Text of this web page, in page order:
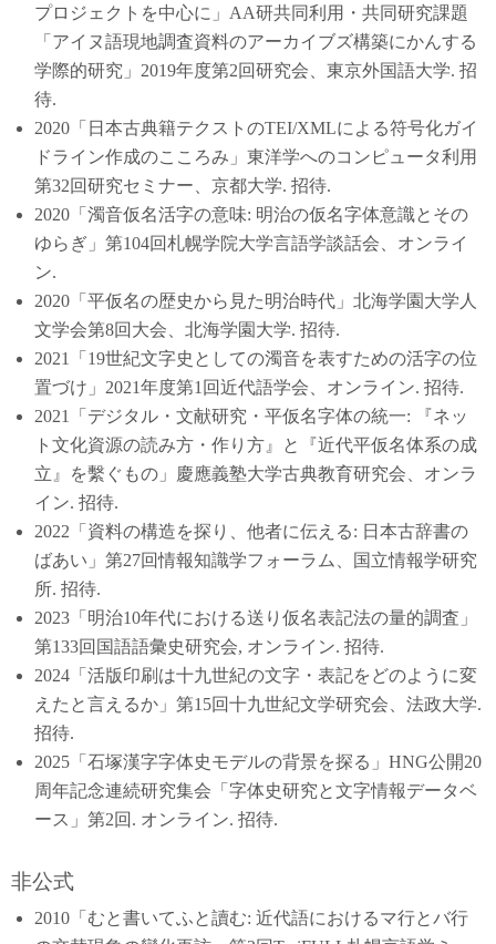
プロジェクトを中心に」AA研共同利用・共同研究課題
「アイヌ語現地調査資料のアーカイブズ構築にかんする
学際的研究」2019年度第2回研究会、東京外国語大学. 招
待.
2020「日本古典籍テクストのTEI/XMLによる符号化ガイ
ドライン作成のこころみ」東洋学へのコンピュータ利用
第32回研究セミナー、京都大学. 招待.
2020「濁音仮名活字の意味: 明治の仮名字体意識とその
ゆらぎ」第104回札幌学院大学言語学談話会、オンライ
ン.
2020「平仮名の歴史から見た明治時代」北海学園大学人
文学会第8回大会、北海学園大学. 招待.
2021「19世紀文字史としての濁音を表すための活字の位
置づけ」2021年度第1回近代語学会、オンライン. 招待.
2021「デジタル・文献研究・平仮名字体の統一: 『ネッ
ト文化資源の読み方・作り方』と『近代平仮名体系の成
立』を繫ぐもの」慶應義塾大学古典教育研究会、オンラ
イン. 招待.
2022「資料の構造を探り、他者に伝える: 日本古辞書の
ばあい」第27回情報知識学フォーラム、国立情報学研究
所. 招待.
2023「明治10年代における送り仮名表記法の量的調査」
第133回国語語彙史研究会, オンライン. 招待.
2024「活版印刷は十九世紀の文字・表記をどのように変
えたと言えるか」第15回十九世紀文学研究会、法政大学.
招待.
2025「石塚漢字字体史モデルの背景を探る」HNG公開20
周年記念連続研究集会「字体史研究と文字情報データベ
ース」第2回. オンライン. 招待.
非公式
2010「むと書いてふと讀む: 近代語におけるマ行とバ行